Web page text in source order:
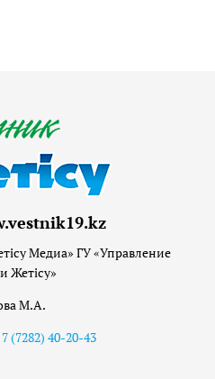
Медиа» ГУ «Управление
Жетісу»
М.А.
7 (7282) 40-20-43